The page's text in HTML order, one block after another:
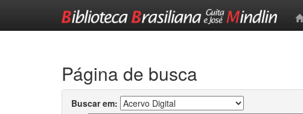
Página de busca
Buscar em: